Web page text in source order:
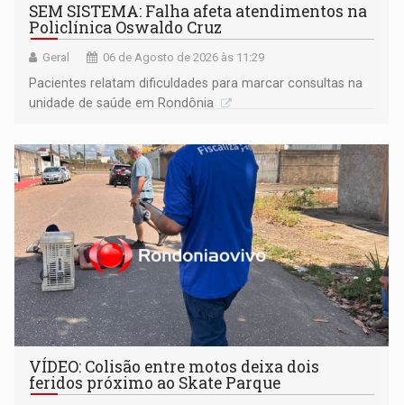
SEM SISTEMA: Falha afeta atendimentos na
Policlínica Oswaldo Cruz
Geral 06 de Agosto de 2026 às 11:29
Pacientes relatam dificuldades para marcar consultas na
unidade de saúde em Rondônia
VÍDEO: Colisão entre motos deixa dois
feridos próximo ao Skate Parque